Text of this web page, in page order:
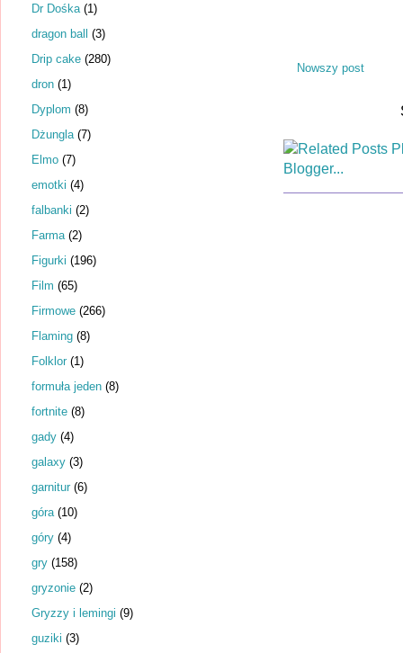
Nowszy post
Dr Dośka (1)
dragon ball (3)
Drip cake (280)
dron (1)
Dyplom (8)
Dżungla (7)
Elmo (7)
emotki (4)
falbanki (2)
Farma (2)
Figurki (196)
Film (65)
Firmowe (266)
Flaming (8)
Folklor (1)
formuła jeden (8)
fortnite (8)
gady (4)
galaxy (3)
garnitur (6)
góra (10)
góry (4)
gry (158)
gryzonie (2)
Gryzzy i lemingi (9)
guziki (3)